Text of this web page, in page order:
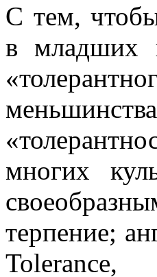
С тем,
в младших
многих
терпение;
Tolerance,